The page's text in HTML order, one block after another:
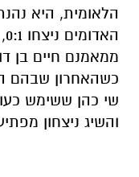
הלאומית, היא
ממאמנם חיים בן
כשהאחרון שבהם
שי כהן ששימש
והשיג ניצחון